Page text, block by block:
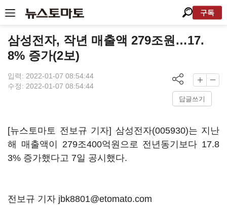
구독
삼성전자, 작년 매출액 279조원…17.
8% 증가(2보)
입력: 2022-01-07 08:54:44
수정: 2022-01-07 08:54:44
답글쓰기
[뉴스토마토 전보규 기자] 삼성전자(005930)는 지난
해 매출액이 279조400억원으로 전년동기보다 17.8
3% 증가했다고 7일 공시했다.
전보규 기자 jbk8801@etomato.com